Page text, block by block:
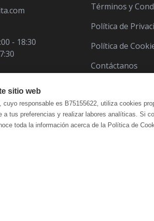
- 18:30
Términos y
Política de
Política de
Contáctanos
sitio web
cuyo responsable es B75155622, utiliza cookies
a tus preferencias y realizar labores analíticas. Si
toda la información acerca de la Política de